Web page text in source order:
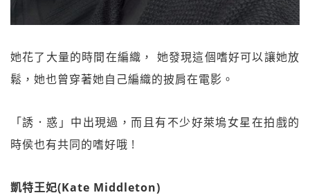
她花了大量的時間在編織， 她發現這個嗜好可以讓她放
鬆，她也曾穿著她自己編織的披肩在電影。
「誘．惑」中出現過，而且有不少好萊塢女星在拍戲的
時侯也有共同的嗜好哦 !
凱特王妃(Kate Middleton)